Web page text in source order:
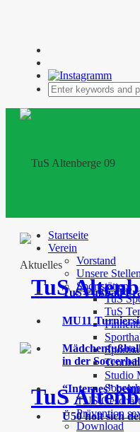
Startseite
Verein
Vorstand
Unsere
Sportstätten
TuS
TuS
Studio
TUS
Prävention
Download
Aktuelles
TuS Fußball
MU11
in der
“Internes”
Ü50 holt sich